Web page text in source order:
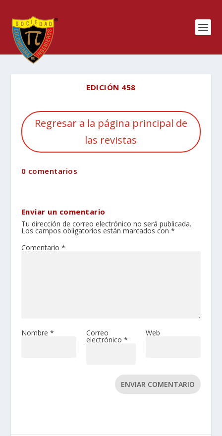
EDICIÓN 458
Regresar a la página principal de
las revistas
0 comentarios
Enviar un comentario
Tu dirección de correo electrónico no será publicada.
Los campos obligatorios están marcados con *
Comentario *
Nombre * Correo
electrónico *
Web
ENVIAR COMENTARIO